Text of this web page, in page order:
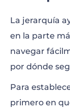
La jerarquía
en la parte
navegar
por dónde
Para
primero en